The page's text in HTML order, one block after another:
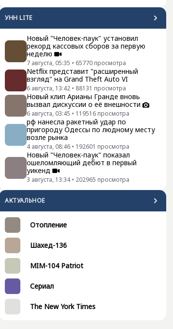
УНН LITE
Новый "Человек-паук" установил
рекорд кассовых сборов за первую
неделю
7 августа, 05:35 • 65770 просмотра
Netflix представит "расширенный
взгляд" на Grand Theft Auto VI
6 августа, 13:42 • 88131 просмотра
Новый клип Арианы Гранде вновь
вызвал дискуссии о её внешности
6 августа, 03:45 • 119516 просмотра
рф нанесла ракетный удар по
пригороду Одессы по людному месту
возле рынка
4 августа, 08:46 • 192601 просмотра
Новый "Человек-паук" показал
ошеломляющий дебют в первый
уикенд
3 августа, 13:34 • 202965 просмотра
АКТУАЛЬНОЕ
Отопление
Шахед-136
MIM-104 Patriot
Сериал
The New York Times